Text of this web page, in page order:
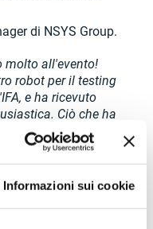
Informazioni sui cookie
di NSYS Group.
molto all'evento!
robot per il testing
e ha ricevuto
Ciò che ha
con cui Reeva
una grande
per i magazzini,”
di NSYS Group.